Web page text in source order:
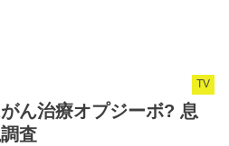
TV
ん治療オプジーボ? 息
査